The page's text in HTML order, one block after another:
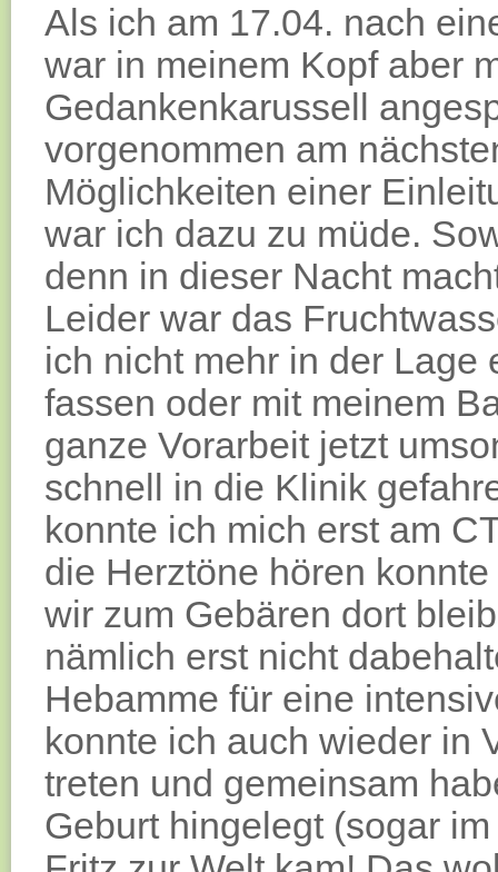
Als ich am 17.04. nach
war in meinem Kopf aber
Gedankenkarussell
vorgenommen am
Möglichkeiten einer
war ich dazu zu müde.
denn in dieser Nacht
Leider war das
ich nicht mehr in der Lage
fassen oder mit meinem
ganze Vorarbeit jetzt
schnell in die Klinik
konnte ich mich erst am
die Herztöne hören
wir zum Gebären dort
nämlich erst nicht
Hebamme für eine
konnte ich auch wieder in
treten und gemeinsam
Geburt hingelegt (sogar